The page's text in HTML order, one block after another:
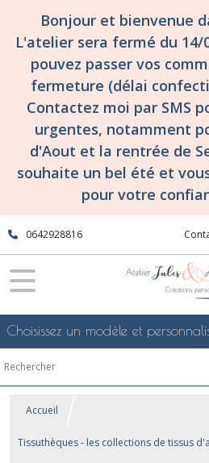
Bonjour et bienvenue
L'atelier sera fermé du 14/
pouvez passer vos
fermeture (délai
Contactez moi par SMS
urgentes, notamment
d'Aout et la rentrée de
souhaite un bel été et
pour votre
0642928816
Accueil
Tissuthèques - les collections de tissus